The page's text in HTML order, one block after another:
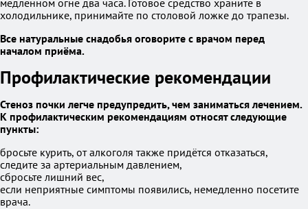
медленном огне два часа. Готовое средство храните в
холодильнике, принимайте по столовой ложке до трапезы.
Все натуральные снадобья оговорите с врачом перед
началом приёма.
Профилактические рекомендации
Стеноз почки легче предупредить, чем заниматься лечением.
К профилактическим рекомендациям относят следующие
пункты:
бросьте курить, от алкоголя также придётся отказаться,
следите за артериальным давлением,
сбросьте лишний вес,
если неприятные симптомы появились, немедленно посетите
врача.